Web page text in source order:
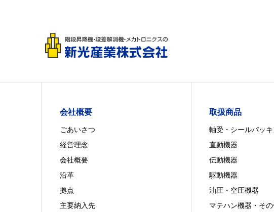
会社概要
ごあいさつ
経営理念
会社概要
沿革
拠点
主要納入先
取扱商品
軸受・シールパッ
直動機器
伝動機器
駆動機器
油圧・空圧機器
マテハン機器・そ